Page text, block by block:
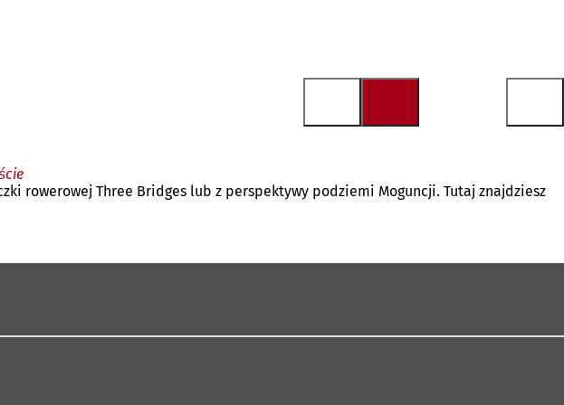
rowerowej Three Bridges lub z perspektywy podziemi Moguncji. Tutaj znajdziesz